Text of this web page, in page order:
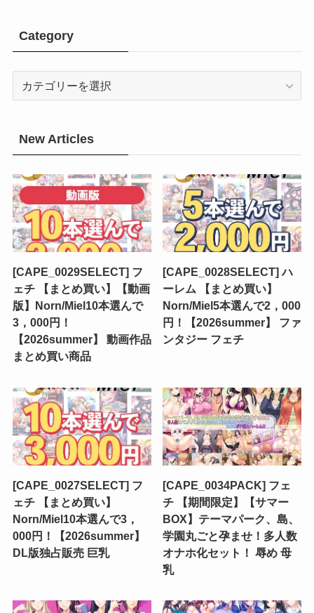
Category
Category
New Articles
[CAPE_0029SELECT] フ
ェチ 【まとめ買い】【動画
版】Norn/Miel10本選んで
3，000円！
【2026summer】 動画作品
まとめ買い商品
[CAPE_0028SELECT] ハ
ーレム 【まとめ買い】
Norn/Miel5本選んで2，000
円！【2026summer】 ファ
ンタジー フェチ
[CAPE_0027SELECT] フ
ェチ 【まとめ買い】
Norn/Miel10本選んで3，
000円！【2026summer】
DL版独占販売 巨乳
[CAPE_0034PACK] フェ
チ 【期間限定】【サマー
BOX】テーマパーク、島、
学園丸ごと孕ませ！多人数
オナホ化セット！ 辱め 母
乳